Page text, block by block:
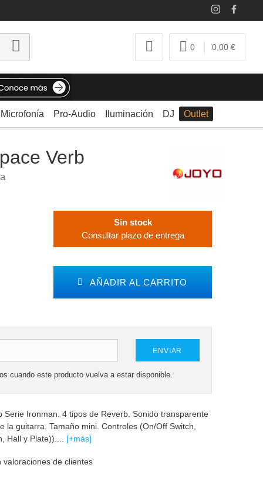
0 0,00 €
Microfonía Pro-Audio Iluminación DJ Outlet
Verb
Sin stock
Consultar plazo de entrega
AÑADIR AL CARRITO
ENVIAR
cuando este producto vuelva a estar disponible.
Serie Ironman. 4 tipos de Reverb. Sonido transparente
la guitarra. Tamaño mini. Controles (On/Off Switch,
Hall y Plate)).... [+más]
de clientes